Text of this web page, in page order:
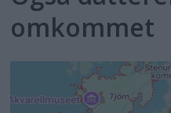
omkommet